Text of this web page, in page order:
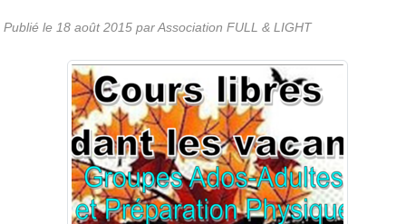
Publié le 18 août 2015 par Association FULL & LIGHT